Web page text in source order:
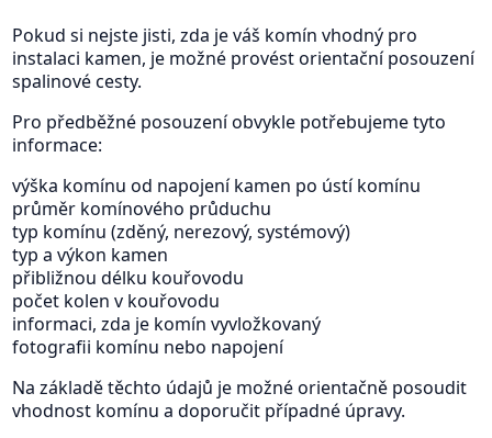
Pokud si nejste jisti, zda je váš komín vhodný pro
instalaci kamen, je možné provést orientační posouzení
spalinové cesty.
Pro předběžné posouzení obvykle potřebujeme tyto
informace:
výška komínu od napojení kamen po ústí komínu
průměr komínového průduchu
typ komínu (zděný, nerezový, systémový)
typ a výkon kamen
přibližnou délku kouřovodu
počet kolen v kouřovodu
informaci, zda je komín vyvložkovaný
fotografii komínu nebo napojení
Na základě těchto údajů je možné orientačně posoudit
vhodnost komínu a doporučit případné úpravy.